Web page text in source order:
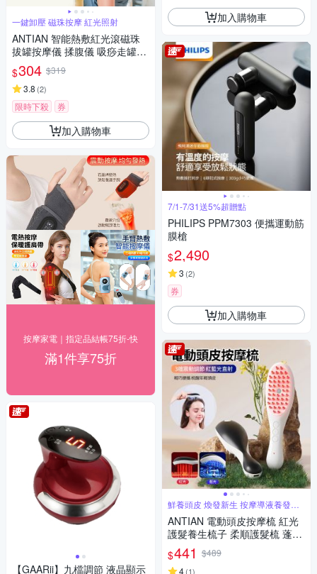
一鍵卸壓 磁珠按摩 紅光照射
ANTIAN 智能熱敷紅光滾磁珠
拔罐按摩儀 揉腹儀 吸痧走罐通
經活絡按摩器
$304 $319
3.8 (2)
限時下殺 券
加入購物車
按摩家電｜指定品結帳75折-快
滿1件享75折
【GAARii】九檔調節 液晶顯示
加入購物車
7/1-7/31送5%超贈點
PHILIPS PPM7303 便攜運動筋
膜槍
$2,490
3 (2)
券
加入購物車
鮮養頭皮 煥發新生 按摩導液養發三
合一
ANTIAN 電動頭皮按摩梳 紅光
護髮養生梳子 柔順護髮梳 蓬鬆
按摩頭皮護理梳
$441 $489
4(1)